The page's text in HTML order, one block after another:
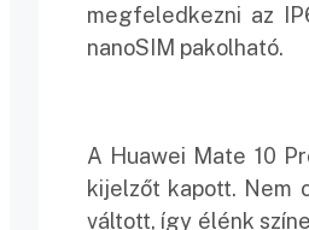
megfeledkezni az
nanoSIM pakolható.
A Huawei Mate 10
kijelzőt kapott. Nem
váltott, így élénk